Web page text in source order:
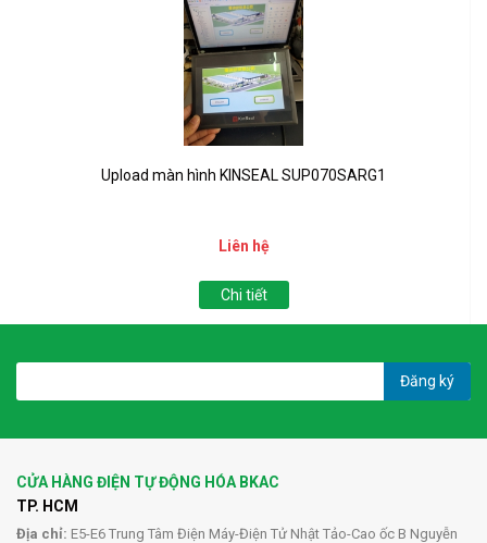
Upload màn hình KINSEAL SUP070SARG1
Liên hệ
Chi tiết
Đăng ký
CỬA HÀNG ĐIỆN TỰ ĐỘNG HÓA BKAC
TP. HCM
Địa chỉ: E5-E6 Trung Tâm Điện Máy-Điện Tử Nhật Tảo-Cao ốc B Nguyễn